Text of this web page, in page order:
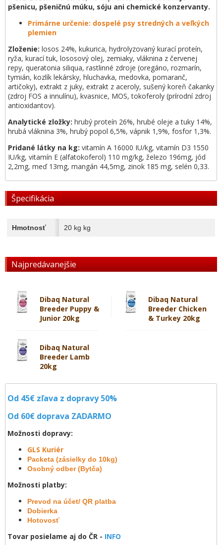
Od 45€ zľava z dopravy 50%
Od 60€ doprava ZADARMO
Možnosti dopravy:
GLS Kuriér
Packeta (zásielky do 10kg)
Osobný odber (Bytča)
Možnosti platby:
Prevod na účet/ QR platba
Dobierka
Hotovosť
Tovar posielame aj do ČR - INFO
Najpredávanejšie
Dibaq Natural
Breeder Puppy &
Junior 20kg
Dibaq Natural
Breeder Chicken
& Turkey 20kg
Dibaq Natural
Breeder Lamb
20kg
pšenicu, pšeničnú múku, sóju ani chemické konzervanty.
Primárne určenie: dospelé psy stredných a veľkých
plemien
Zloženie: losos 24%, kukurica, hydrolyzovaný kurací proteín,
ryža, kurací tuk, lososový olej, zemiaky, vláknina z červenej
repy, queratonia siliqua, rastlinné zdroje (oregáno, rozmarín,
tymián, kozlík lekársky, hluchavka, medovka, pomaranč,
artičoky), extrakt z juky, extrakt z aceroly, sušený koreň čakanky
(zdroj FOS a innulínu), kvasnice, MOS, tokoferoly (prírodní zdroj
antioxidantov).
Analytické zložky: hrubý proteín 26%, hrubé oleje a tuky 14%,
hrubá vláknina 3%, hrubý popol 6,5%, vápnik 1,9%, fosfor 1,3%.
Pridané látky na kg: vitamín A 16000 IU/kg, vitamín D3 1550
IU/kg, vitamín E (alfatokoferol) 110 mg/kg, železo 196mg, jód
2,2mg, meď 13mg, mangán 44,5mg, zinok 185 mg, selén 0,33.
Špecifikácia
Hmotnosť 20 kg kg